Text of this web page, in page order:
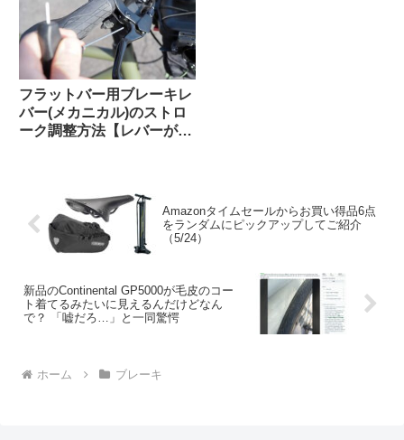
フラットバー用ブレーキレ
バー(メカニカル)のストロ
ーク調整方法【レバーが遠
Amazonタイムセールからお買い得品6点
をランダムにピックアップしてご紹介
（5/24）
新品のContinental GP5000が毛皮のコー
ト着てるみたいに見えるんだけどなん
で？ 「嘘だろ…」と一同驚愕
ホーム ブレーキ